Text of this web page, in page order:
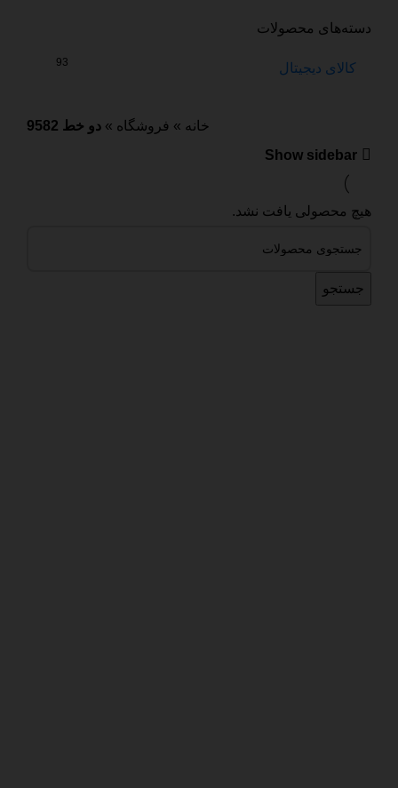
دسته‌های محصولات
کالای دیجیتال 93
خانه » فروشگاه » دو خط 9582
Show sidebar
هیچ محصولی یافت نشد.
جستجو